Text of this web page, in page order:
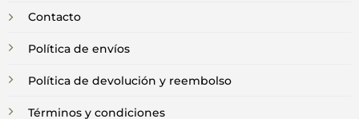
Contacto
Política de envíos
Política de devolución y reembolso
Términos y condiciones